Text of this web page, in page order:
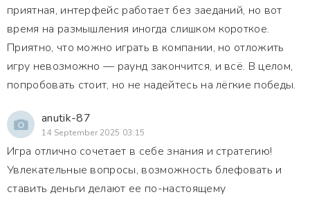
приятная, интерфейс работает без заеданий, но вот
время на размышления иногда слишком короткое.
Приятно, что можно играть в компании, но отложить
игру невозможно — раунд закончится, и всё. В целом,
попробовать стоит, но не надейтесь на лёгкие победы.
anutik-87
14 September 2025 03:15
Игра отлично сочетает в себе знания и стратегию!
Увлекательные вопросы, возможность блефовать и
ставить деньги делают ее по-настоящему